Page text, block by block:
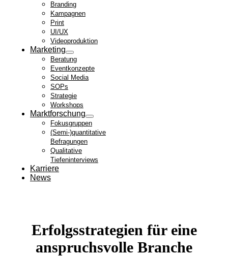
Branding
Kampagnen
Print
UI/UX
Videoproduktion
Marketing
Beratung
Eventkonzepte
Social Media
SOPs
Strategie
Workshops
Marktforschung
Fokusgruppen
(Semi-)quantitative
Befragungen
Qualitative
Tiefeninterviews
Karriere
News
Erfolgsstrategien für eine
anspruchsvolle Branche